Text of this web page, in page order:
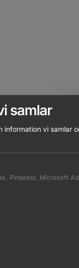
Shaver
samlar
information vi samlar
Pinterest, Microsoft